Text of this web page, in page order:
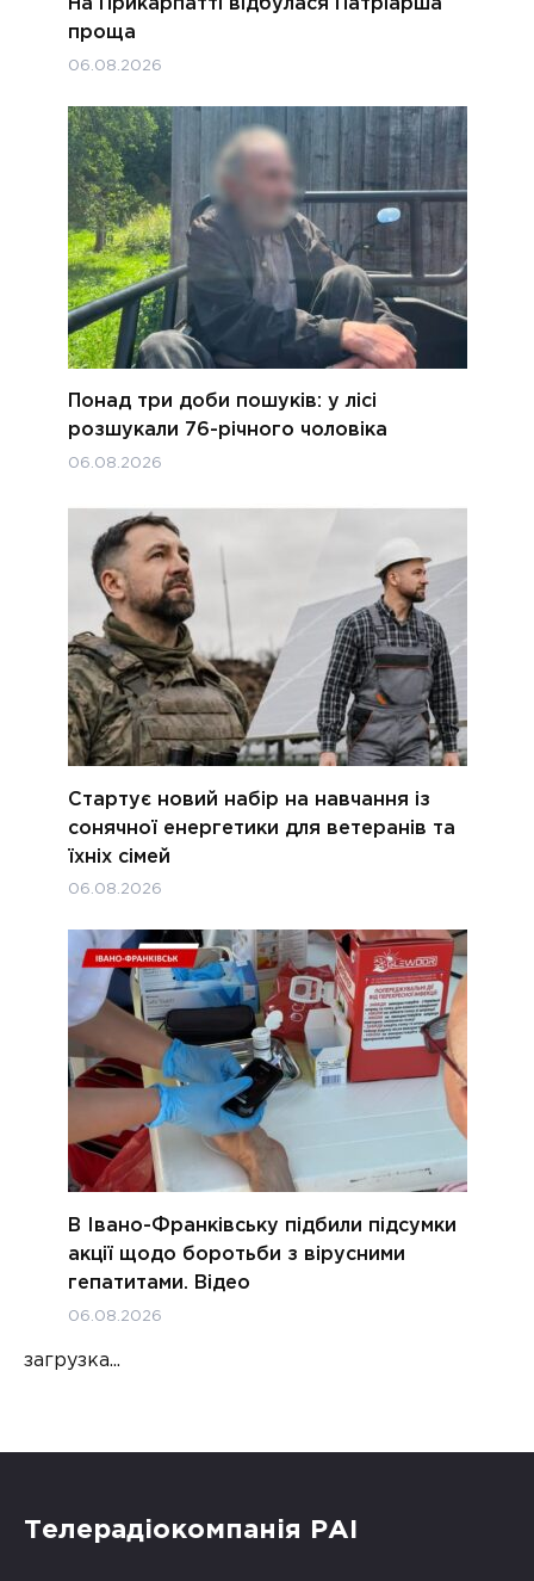
На Прикарпатті відбулася Патріарша
проща
06.08.2026
Понад три доби пошуків: у лісі
розшукали 76-річного чоловіка
06.08.2026
Стартує новий набір на навчання із
сонячної енергетики для ветеранів та
їхніх сімей
06.08.2026
В Івано-Франківську підбили підсумки
акції щодо боротьби з вірусними
гепатитами. Відео
06.08.2026
загрузка...
Телерадіокомпанія РАІ